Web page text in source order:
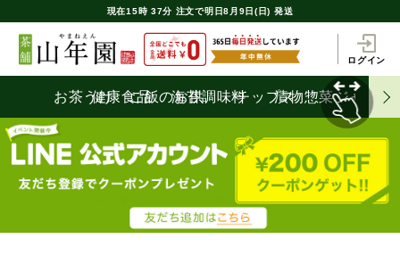
現在15時 37分 注文で明日8月9日(日) 発送
ログイン
お茶うけ健康食品ご飯のお供
海苔調味料チップス
漬物惣菜ジャム